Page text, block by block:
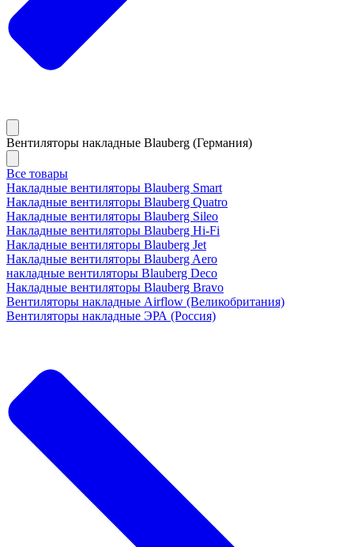
Вентиляторы накладные Blauberg (Германия)
Все товары
Накладные вентиляторы Blauberg Smart
Накладные вентиляторы Blauberg Quatro
Накладные вентиляторы Blauberg Sileo
Накладные вентиляторы Blauberg Hi-Fi
Накладные вентиляторы Blauberg Jet
Накладные вентиляторы Blauberg Aero
накладные вентиляторы Blauberg Deco
Накладные вентиляторы Blauberg Bravo
Вентиляторы накладные Airflow (Великобритания)
Вентиляторы накладные ЭРА (Россия)